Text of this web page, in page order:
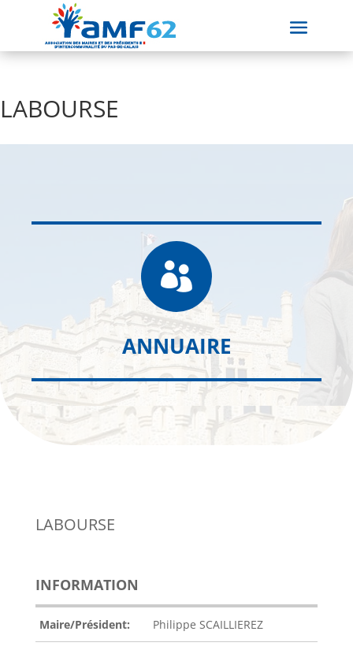
LABOURSE

ANNUAIRE
LABOURSE
INFORMATION
Maire/Président: Philippe SCAILLIEREZ